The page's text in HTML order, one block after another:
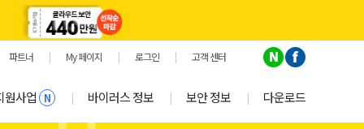
파트너 | My 페이지 | 로그인 | 고객 센터
원사업 N | 바이러스 정보 | 보안 정보 | 다운로드